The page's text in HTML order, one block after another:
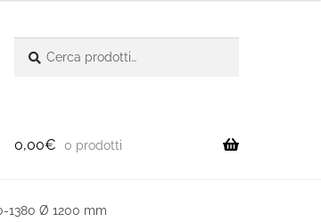
0,00€ 0 prodotti
1380 Ø 1200 mm